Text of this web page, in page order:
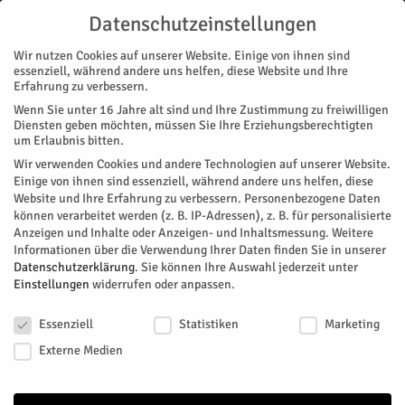
ALTENBURG BARMEN BOURHEIM BROICH DAUBENRATH
SELGERSDORF Start Stadtteile Selgersdorf
Datenschutzeinstellungen
Wir nutzen Cookies auf unserer Website. Einige von ihnen sind
essenziell, während andere uns helfen, diese Website und Ihre
Erfahrung zu verbessern.
Wenn Sie unter 16 Jahre alt sind und Ihre Zustimmung zu freiwilligen
Diensten geben möchten, müssen Sie Ihre Erziehungsberechtigten
um Erlaubnis bitten.
Wir verwenden Cookies und andere Technologien auf unserer Website.
Einige von ihnen sind essenziell, während andere uns helfen, diese
Website und Ihre Erfahrung zu verbessern. Personenbezogene Daten
können verarbeitet werden (z. B. IP-Adressen), z. B. für personalisierte
Anzeigen und Inhalte oder Anzeigen- und Inhaltsmessung. Weitere
Informationen über die Verwendung Ihrer Daten finden Sie in unserer
Datenschutzerklärung. Sie können Ihre Auswahl jederzeit unter
Einstellungen widerrufen oder anpassen.
Essenziell
Statistiken
Marketing
Externe Medien